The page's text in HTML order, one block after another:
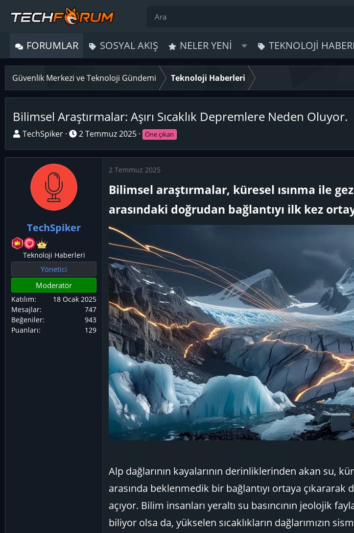
FORUMLAR SOSYAL AKIŞ NELER YENI TEKNOLOJI
Güvenlik Merkezi ve Teknoloji Gündemi Teknoloji Haberleri
Bilimsel Araştırmalar: Aşırı Sıcaklık Depremlere Neden Oluyor.
K
n
l
a
t
a
TechSpiker
B
ş
ç
r
i
i
2 Temmuz 2025 Öne çıkan
TechSpiker
Teknoloji Haberleri
Yönetici
Moderatör
Katılım
18 Ocak 2025
Mesajlar
747
Beğeniler
943
Puanları
129
2 Temmuz 2025
Bilimsel araştırmalar, küresel ısınma ile
arasındaki doğrudan bağlantıyı ilk kez
Alp dağlarının kayalarının derinliklerinden akan su,
arasında beklenmedik bir bağlantıyı ortaya
açıyor. Bilim insanları yeraltı su basıncının jeolojik
biliyor olsa da, yükselen sıcaklıkların dağlarımızın